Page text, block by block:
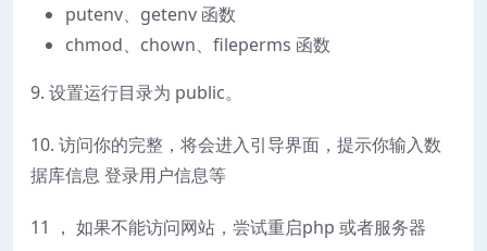
putenv、getenv 函数
chmod、chown、fileperms 函数
9. 设置运行目录为 public。
10. 访问你的完整，将会进入引导界面，提示你输入数
据库信息 登录用户信息等
11 ， 如果不能访问网站，尝试重启php 或者服务器